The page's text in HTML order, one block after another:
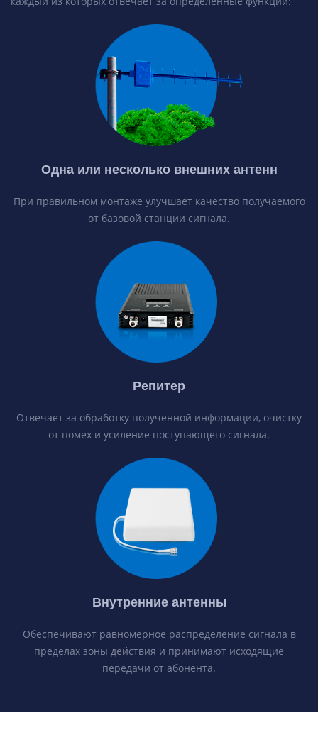
Одна или несколько внешних антенн
При правильном монтаже улучшает качество получаемого
от базовой станции сигнала.
Репитер
Отвечает за обработку полученной информации, очистку
от помех и усиление поступающего сигнала.
Внутренние антенны
Обеспечивают равномерное распределение сигнала в
пределах зоны действия и принимают исходящие
передачи от абонента.